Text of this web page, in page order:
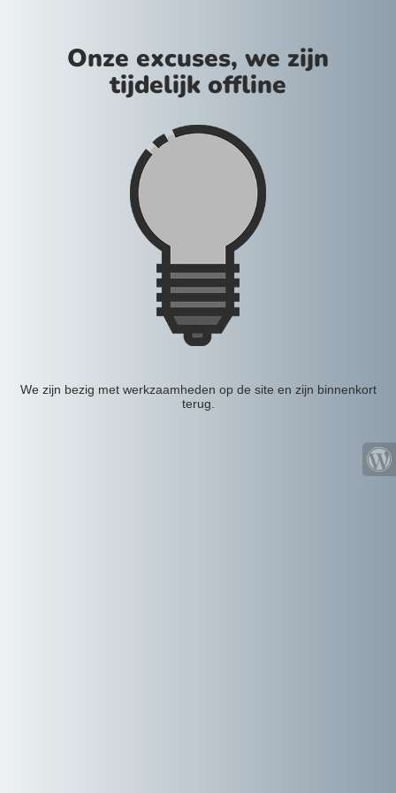
Onze excuses, we zijn
tijdelijk offline
We zijn bezig met werkzaamheden op de site en zijn binnenkort
terug.